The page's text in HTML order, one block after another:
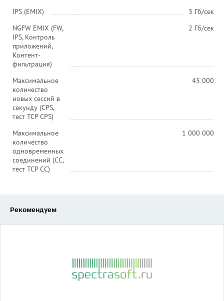
IPS (EMIX)
3 Гб/сек
NGFW EMIX (FW,
IPS, Контроль
приложений,
Контент-
фильтрация)
2 Гб/сек
Максимальное
количество
новых сессий в
секунду (CPS,
тест TCP CPS)
45 000
Максимальное
количество
одновременных
соединений (СС,
тест TCP CC)
1 000 000
Рекомендуем